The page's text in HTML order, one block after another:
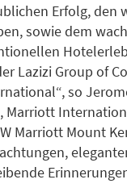
Erfolg, den
sowie dem
Lazizi Group of
so
Marriott
Marriott Mount